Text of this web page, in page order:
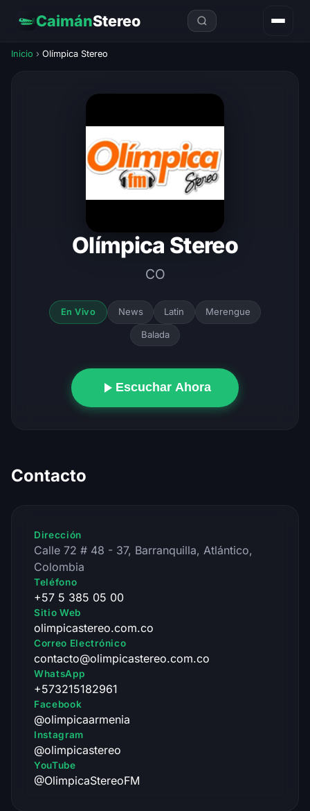
CaimánStereo
Inicio › Olímpica Stereo
Olímpica Stereo
CO
En Vivo News Latin Merengue
Balada
Escuchar Ahora
Contacto
Dirección
Calle 72 # 48 - 37, Barranquilla, Atlántico,
Colombia
Teléfono
+57 5 385 05 00
Sitio Web
olimpicastereo.com.co
Correo Electrónico
contacto@olimpicastereo.com.co
WhatsApp
+573215182961
Facebook
@olimpicaarmenia
Instagram
@olimpicastereo
YouTube
@OlimpicaStereoFM